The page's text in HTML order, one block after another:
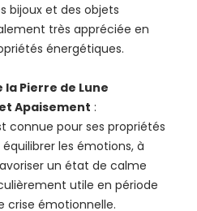
bijoux et des objets
très appréciée en
énergétiques.
Pierre de Lune
Apaisement :
connue pour ses propriétés
les émotions, à
un état de calme
utile en période
crise émotionnelle.